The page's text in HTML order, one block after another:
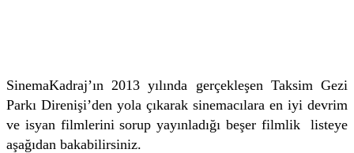
SinemaKadraj’ın 2013 yılında gerçekleşen Taksim Gezi
Parkı Direnişi’den yola çıkarak sinemacılara en iyi devrim
ve isyan filmlerini sorup yayınladığı beşer filmlik listeye
aşağıdan bakabilirsiniz.